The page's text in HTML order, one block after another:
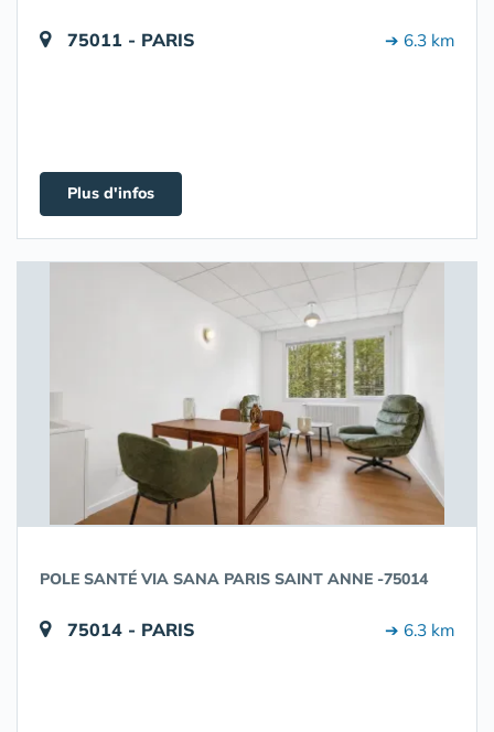
75011 - PARIS ➔ 6.3 km
Plus d'infos
POLE SANTÉ VIA SANA PARIS SAINT ANNE -75014
75014 - PARIS ➔ 6.3 km